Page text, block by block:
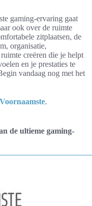
gaming-ervaring gaat
ook over de ruimte
zitplaatsen, de
organisatie,
creëren die je helpt
en je prestaties te
vandaag nog met het
Voornaamste.
de ultieme gaming-